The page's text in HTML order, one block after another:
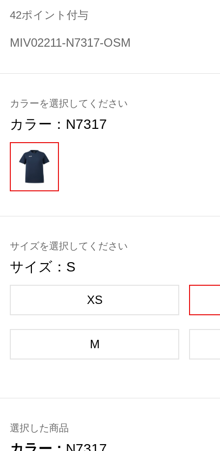
42ポイント付与
MIV02211-N7317-OSM
カラーを選択してください
カラー： N7317
サイズを選択してください
サイズ： S
XS
M
選択した商品